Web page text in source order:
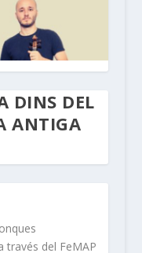
DINS DEL
ANTIGA
través del FeMAP